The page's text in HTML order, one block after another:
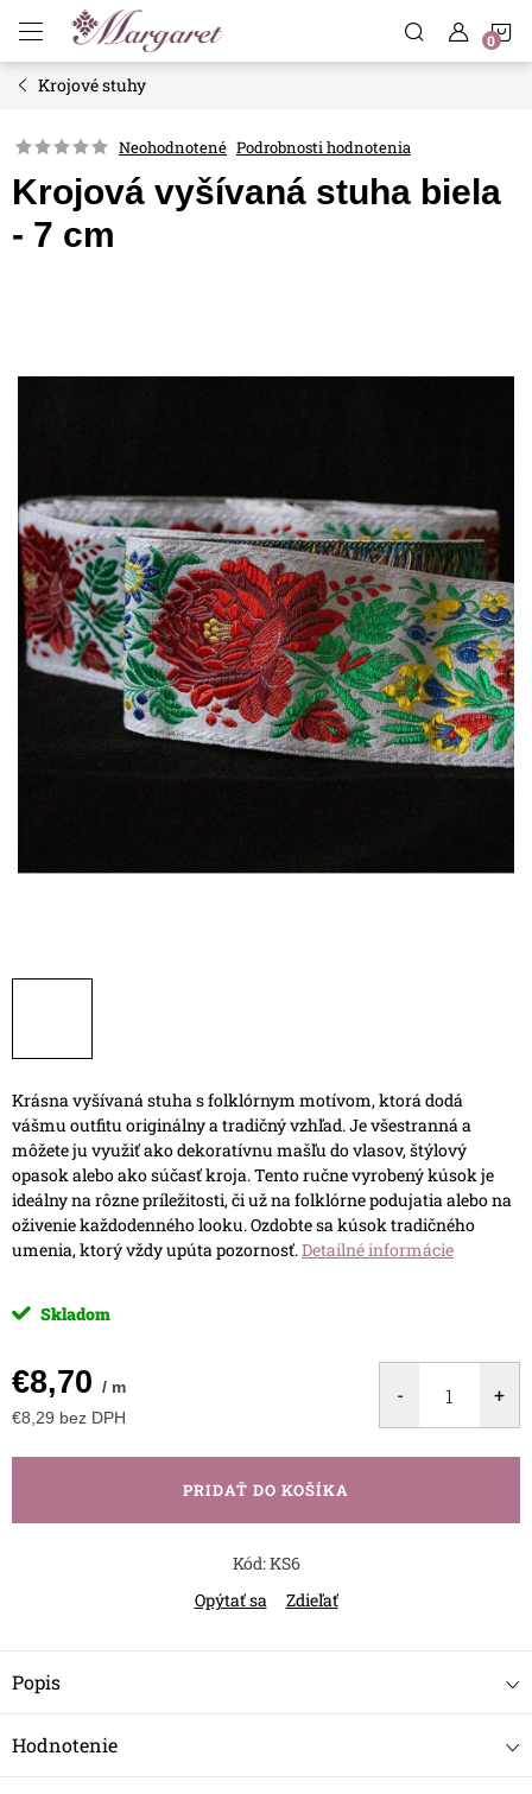
obsah
Krojové stuhy
Neohodnotené Podrobnosti hodnotenia
Krojová vyšívaná stuha biela
- 7 cm
Krásna vyšívaná stuha s folklórnym motívom, ktorá dodá
vášmu outfitu originálny a tradičný vzhľad. Je všestranná a
môžete ju využiť ako dekoratívnu mašľu do vlasov, štýlový
opasok alebo ako súčasť kroja. Tento ručne vyrobený kúsok je
ideálny na rôzne príležitosti, či už na folklórne podujatia alebo na
oživenie každodenného looku. Ozdobte sa kúsok tradičného
umenia, ktorý vždy upúta pozornosť.Detailné informácie
Skladom
€8,70 / m
€8,29 bez DPH
PRIDAŤ DO KOŠÍKA
Kód:KS6
Opýtať sa
Zdieľať
Popis
Hodnotenie